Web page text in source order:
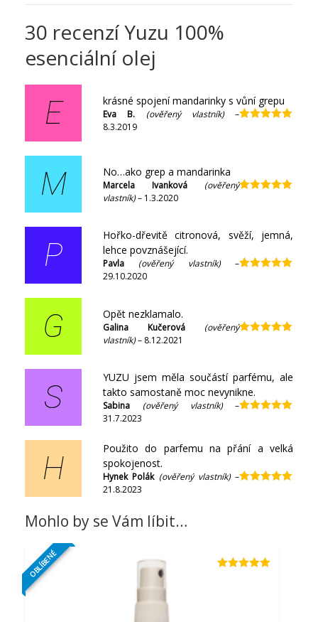
30 recenzíYuzu 100%
esenciální olej
E krásné spojení mandarinky s vůní grepu
Eva B. (ověřený vlastník)
–
8.3.2019
M No…ako grep a mandarinka
Marcela Ivanková (ověřený
vlastník)– 1.3.2020
P
Hořko-dřevitě citronová, svěží, jemná,
lehce povznášející.
Pavla (ověřený vlastník)
–
29.10.2020
G Opět nezklamalo.
Galina Kučerová (ověřený
vlastník)– 8.12.2021
S
YUZU jsem měla součástí parfému, ale
takto samostaně moc nevynikne.
Sabina (ověřený vlastník)
–
31.7.2023
H
Použito do parfemu na přání a velká
spokojenost.
Hynek Polák (ověřený vlastník) –
21.8.2023
Mohlo by se Vám líbit…
OBLÍBENÉ